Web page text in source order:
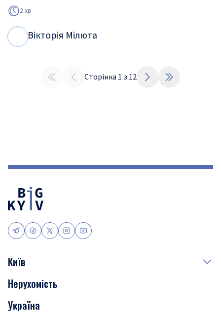
2 хв
Вікторія Мілюта
Сторінка 1 з 12
Київ
Події
Скандали
Нерухомість
Україна